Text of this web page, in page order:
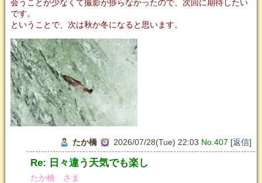
会うことが少なくて撮影が捗らなかったので、次回に期待したい
です。
ということで、次は秋か冬になると思います。
たか橋 2026/07/28(Tue) 22:03 No.407 [返信]
Re: 日々違う天気でも楽し
たか橋 さま